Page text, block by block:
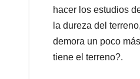
hacer los estudios
la dureza del
demora un poco
tiene el terreno?.